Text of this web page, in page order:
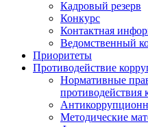
Кадровый резерв
Конкурс
Контактная
Ведомственный
Приоритеты
Противодействие
Нормативные
противодействия
Методические